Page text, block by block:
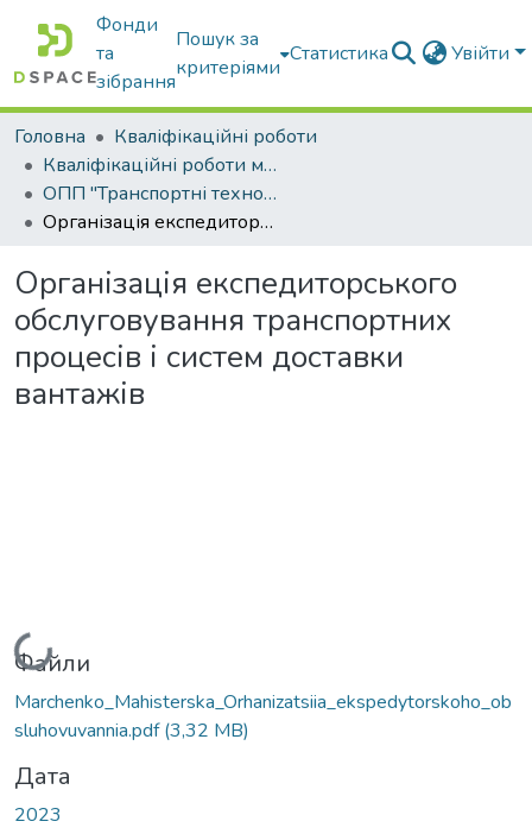
Фонди
та
зібрання
Пошук за
критеріями
Статистика Увійти
Головна
Кваліфікаційні роботи
Кваліфікаційні роботи магістрів
ОПП "Транспортні технології на автомобільному транспорті"
Організація експедиторського обслуговування транспортних процесів і систем доставки вантажів
Організація експедиторського
обслуговування транспортних
процесів і систем доставки
вантажів
Вантажиться...
Файли
Marchenko_Mahisterska_Orhanizatsiia_ekspedytorskoho_ob
sluhovuvannia.pdf(3,32 MB)
Дата
2023